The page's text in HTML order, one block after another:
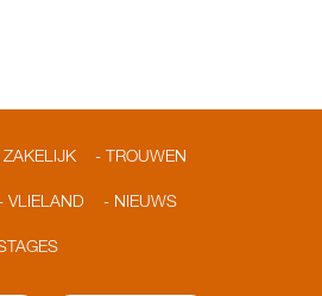
ZAKELIJK TROUWEN
VLIELAND NIEUWS